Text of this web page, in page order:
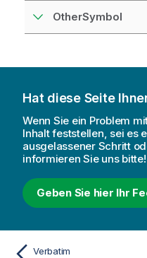
OtherSymbol
Hat diese Seite
Wenn Sie ein Problem
Inhalt feststellen, sei es
ausgelassener Schritt
informieren Sie uns bitte!
Geben Sie hier Ihr
Verbatim